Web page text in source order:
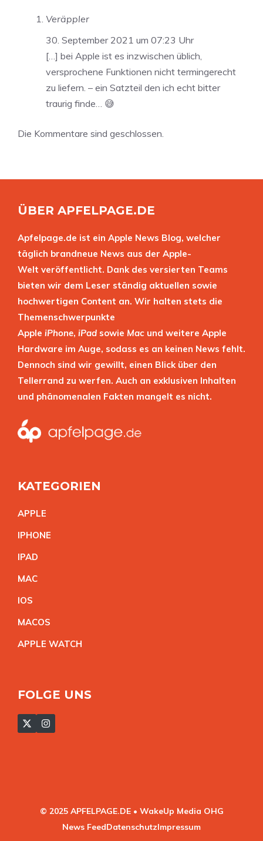
Veräppler
30. September 2021 um 07:23 Uhr
[…] bei Apple ist es inzwischen üblich,
versprochene Funktionen nicht termingerecht
zu liefern. – ein Satzteil den ich echt bitter
traurig finde… 😅
Die Kommentare sind geschlossen.
ÜBER APFELPAGE.DE
Apfelpage.de ist ein Apple News Blog, welcher
täglich brandneue News aus der Apple-
Welt veröffentlicht. Dank des versierten Teams
bieten wir dem Leser ständig aktuellen sowie
hochwertigen Content an. Wir halten stets die
Themenschwerpunkte
Apple iPhone, iPad sowie Mac und weitere Apple
Hardware im Auge, sodass es an keinen News fehlt.
Dennoch sind wir gewillt, einen Blick über den
Tellerrand zu werfen. Auch an exklusiven Inhalten
und phänomenalen Fakten mangelt es nicht.
KATEGORIEN
APPLE
IPHONE
IPAD
MAC
IOS
MACOS
APPLE WATCH
FOLGE UNS
© 2025 APFELPAGE.DE • WakeUp Media OHG
News FeedDatenschutzImpressum